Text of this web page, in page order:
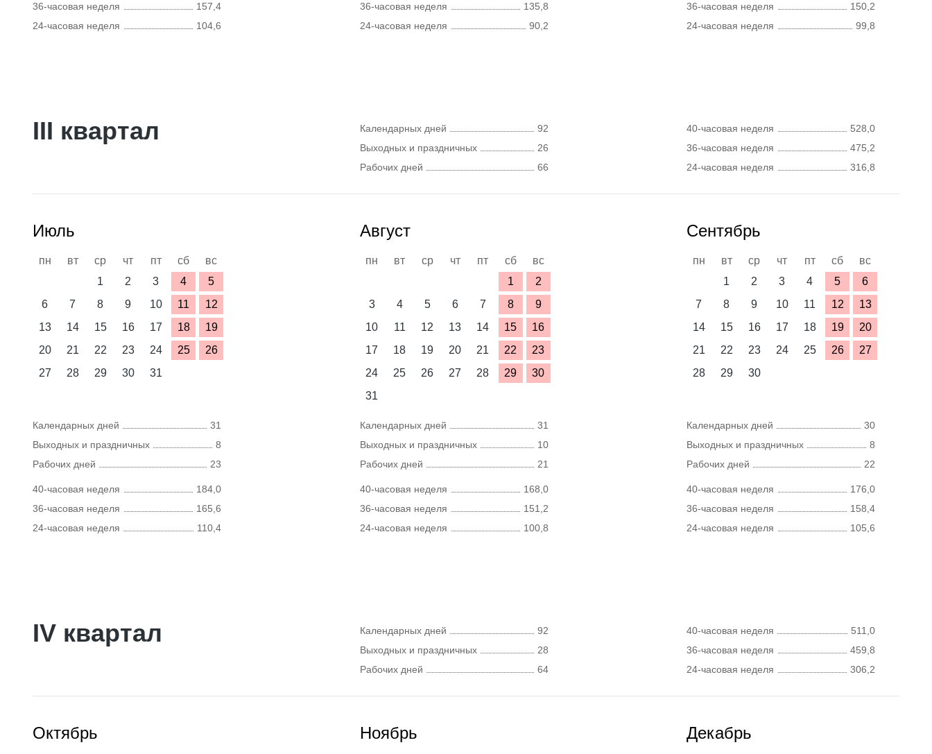
36-часовая неделя
157,4
24-часовая неделя
104,6
36-часовая неделя
135,8
24-часовая неделя
90,2
36-часовая неделя
150,2
24-часовая неделя
99,8
III квартал Календарных дней
92
Выходных и праздничных
26
Рабочих дней
66
40-часовая неделя
528,0
36-часовая неделя
475,2
24-часовая неделя
316,8
Июль
пн вт ср чт пт сб
вс
1
2 3 4
5
6
7 8 9 10 11
12
13
14 15 16 17 18
19
20
21 22 23 24 25
26
27
28 29 30 31
Календарных дней
31
Выходных и праздничных
8
Рабочих дней
23
40-часовая неделя
184,0
36-часовая неделя
165,6
24-часовая неделя
110,4
Август
пн вт ср чт пт сб
вс
1
2
3
4 5 6 7 8
9
10
11 12 13 14 15
16
17
18 19 20 21 22
23
24
25 26 27 28 29
30
31
Календарных дней
31
Выходных и праздничных
10
Рабочих дней
21
40-часовая неделя
168,0
36-часовая неделя
151,2
24-часовая неделя
100,8
Сентябрь
пн вт ср чт пт сб
вс
1
2 3 4 5
6
7
8 9 10 11 12
13
14
15 16 17 18 19
20
21
22 23 24 25 26
27
28
29 30
Календарных дней
30
Выходных и праздничных
8
Рабочих дней
22
40-часовая неделя
176,0
36-часовая неделя
158,4
24-часовая неделя
105,6
IV квартал Календарных дней
92
Выходных и праздничных
28
Рабочих дней
64
40-часовая неделя
511,0
36-часовая неделя
459,8
24-часовая неделя
306,2
Октябрь Ноябрь Декабрь